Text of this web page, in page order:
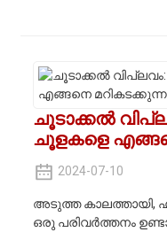
ചൂടാക്കൽ
ചൂളകളെ
2024-07-10
അടുത്ത കാലത്തായി,
ഒരു പരിവർത്തനം